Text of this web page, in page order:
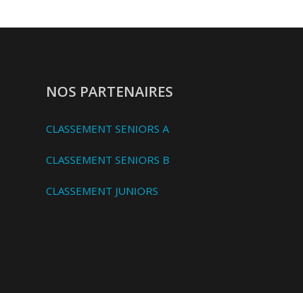
NOS PARTENAIRES
CLASSEMENT SENIORS A
CLASSEMENT SENIORS B
CLASSEMENT JUNIORS